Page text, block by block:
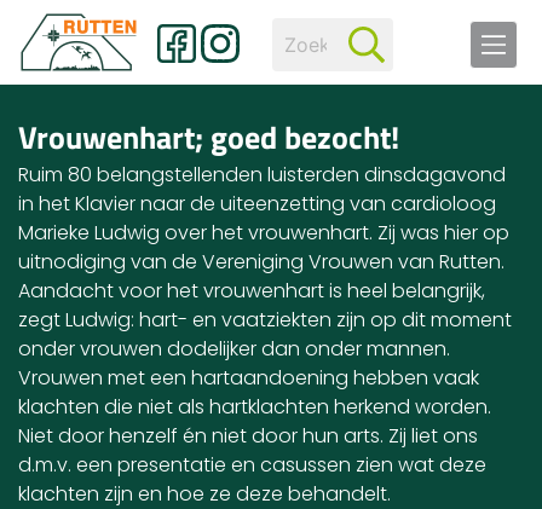
Vrouwenhart; goed bezocht!
Ruim 80 belangstellenden luisterden dinsdagavond
in het Klavier naar de uiteenzetting van cardioloog
Marieke Ludwig over het vrouwenhart. Zij was hier op
uitnodiging van de Vereniging Vrouwen van Rutten.
Aandacht voor het vrouwenhart is heel belangrijk,
zegt Ludwig: hart- en vaatziekten zijn op dit moment
onder vrouwen dodelijker dan onder mannen.
Vrouwen met een hartaandoening hebben vaak
klachten die niet als hartklachten herkend worden.
Niet door henzelf én niet door hun arts. Zij liet ons
d.m.v. een presentatie en casussen zien wat deze
klachten zijn en hoe ze deze behandelt.